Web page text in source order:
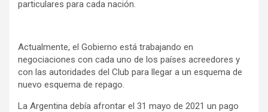
particulares para cada nación.
Actualmente, el Gobierno está trabajando en
negociaciones con cada uno de los países acreedores y
con las autoridades del Club para llegar a un esquema de
nuevo esquema de repago.
La Argentina debía afrontar el 31 mayo de 2021 un pago